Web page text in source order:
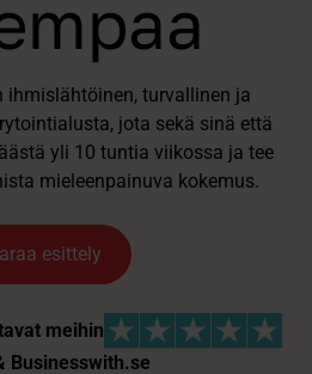
ihmislähtöinen, turvallinen ja
jota sekä sinä että
yli 10 tuntia viikossa ja tee
mieleenpainuva kokemus.
esittely
meihin
Businesswith.se